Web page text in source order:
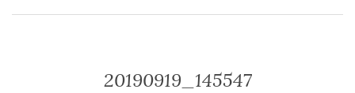
20190919_145547